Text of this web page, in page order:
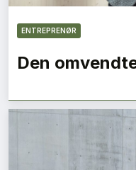
ENTREPRENØR
Den